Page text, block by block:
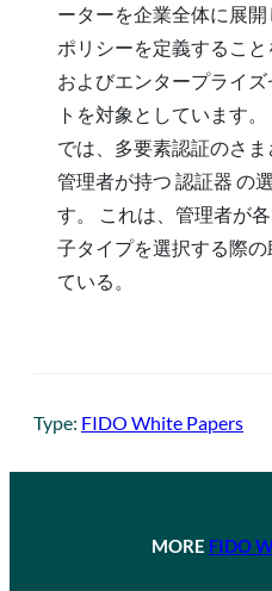
ーターを企業全体に展
ポリシーを定義するこ
およびエンタープライ
トを対象としています
では、多要素認証のさま
管理者が持つ 認証器 の
す。 これは、管理者が
子タイプを選択する際
ている。
Type: FIDO White Papers
MORE FIDO